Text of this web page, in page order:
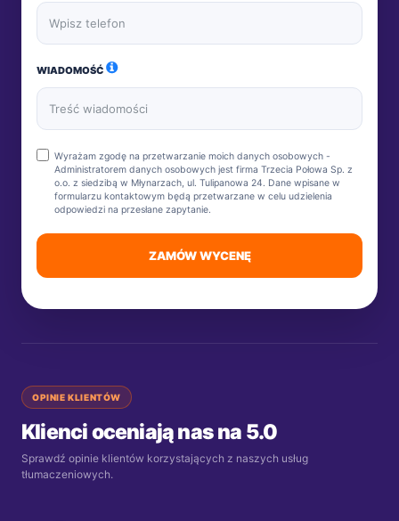
WIADOMOŚĆ
Wyrażam zgodę na przetwarzanie moich danych osobowych -
Administratorem danych osobowych jest firma Trzecia Połowa Sp. z
o.o. z siedzibą w Młynarzach, ul. Tulipanowa 24. Dane wpisane w
formularzu kontaktowym będą przetwarzane w celu udzielenia
odpowiedzi na przesłane zapytanie.
ZAMÓW WYCENĘ
OPINIE KLIENTÓW
Klienci oceniają nas na 5.0
Sprawdź opinie klientów korzystających z naszych usług
tłumaczeniowych.